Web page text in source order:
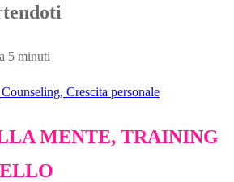
5 minuti
Crescita personale
MENTE, TRAINING